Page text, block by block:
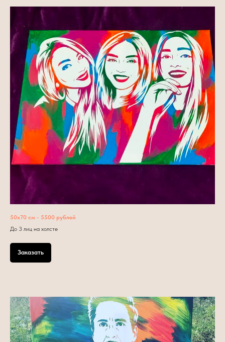
50х70 см - 5500 рублей
До 3 лиц на холсте
Заказать